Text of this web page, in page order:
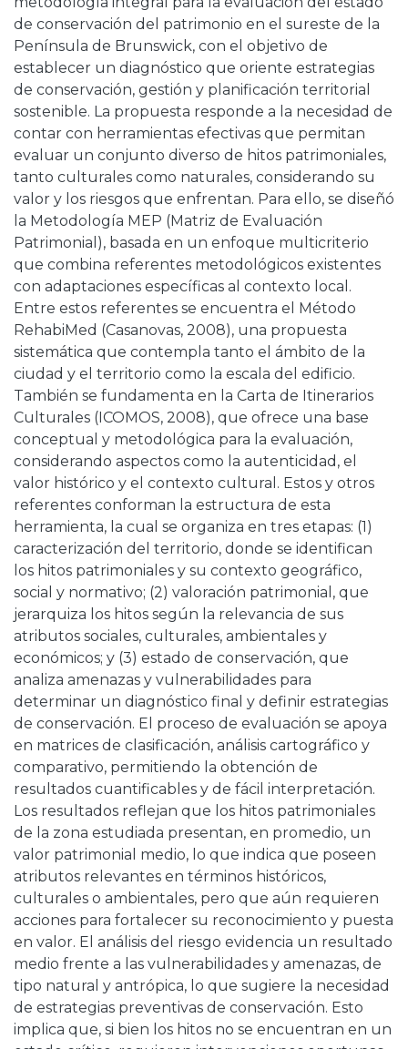
de conservación del patrimonio en el sureste de la
Península de Brunswick, con el objetivo de
establecer un diagnóstico que oriente estrategias
de conservación, gestión y planificación territorial
sostenible. La propuesta responde a la necesidad de
contar con herramientas efectivas que permitan
evaluar un conjunto diverso de hitos patrimoniales,
tanto culturales como naturales, considerando su
valor y los riesgos que enfrentan. Para ello, se diseñó
la Metodología MEP (Matriz de Evaluación
Patrimonial), basada en un enfoque multicriterio
que combina referentes metodológicos existentes
con adaptaciones específicas al contexto local.
Entre estos referentes se encuentra el Método
RehabiMed (Casanovas, 2008), una propuesta
sistemática que contempla tanto el ámbito de la
ciudad y el territorio como la escala del edificio.
También se fundamenta en la Carta de Itinerarios
Culturales (ICOMOS, 2008), que ofrece una base
conceptual y metodológica para la evaluación,
considerando aspectos como la autenticidad, el
valor histórico y el contexto cultural. Estos y otros
referentes conforman la estructura de esta
herramienta, la cual se organiza en tres etapas: (1)
caracterización del territorio, donde se identifican
los hitos patrimoniales y su contexto geográfico,
social y normativo; (2) valoración patrimonial, que
jerarquiza los hitos según la relevancia de sus
atributos sociales, culturales, ambientales y
económicos; y (3) estado de conservación, que
analiza amenazas y vulnerabilidades para
determinar un diagnóstico final y definir estrategias
de conservación. El proceso de evaluación se apoya
en matrices de clasificación, análisis cartográfico y
comparativo, permitiendo la obtención de
resultados cuantificables y de fácil interpretación.
Los resultados reflejan que los hitos patrimoniales
de la zona estudiada presentan, en promedio, un
valor patrimonial medio, lo que indica que poseen
atributos relevantes en términos históricos,
culturales o ambientales, pero que aún requieren
acciones para fortalecer su reconocimiento y puesta
en valor. El análisis del riesgo evidencia un resultado
medio frente a las vulnerabilidades y amenazas, de
tipo natural y antrópica, lo que sugiere la necesidad
de estrategias preventivas de conservación. Esto
implica que, si bien los hitos no se encuentran en un